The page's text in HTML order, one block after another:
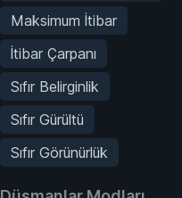
Maksimum İtibar
İtibar Çarpanı
Sıfır Belirginlik
Sıfır Gürültü
Sıfır Görünürlük